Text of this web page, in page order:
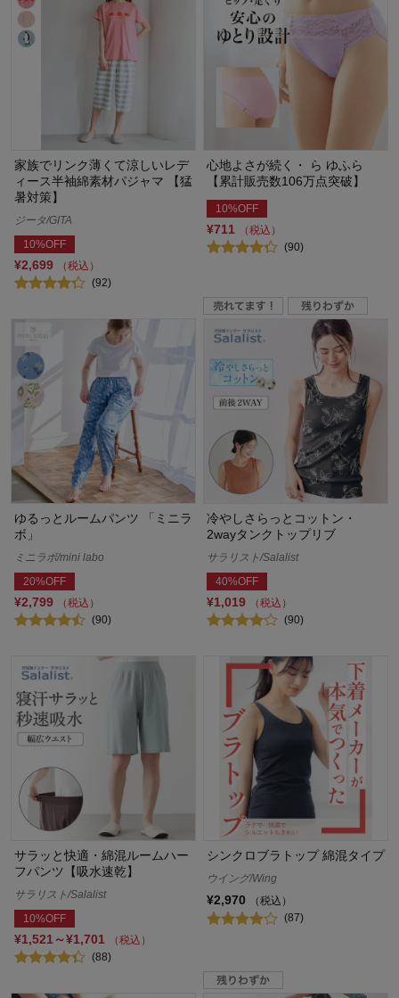
家族でリンク薄くて涼しいレデ
ィース半袖綿素材パジャマ 【猛
暑対策】
ジータ/GITA
10%OFF
¥2,699
（税込）
(92)
心地よさが続く・ ら ゆふら
【累計販売数106万点突破】
10%OFF
¥711
（税込）
(90)
ゆるっとルームパンツ 「ミニラ
ボ」
ミニラボ/mini labo
20%OFF
¥2,799
（税込）
(90)
冷やしさらっとコットン・
2wayタンクトップリブ
サラリスト/Salalist
40%OFF
¥1,019
（税込）
(90)
サラッと快適・綿混ルームハー
フパンツ【吸水速乾】
サラリスト/Salalist
10%OFF
¥1,521～¥1,701
（税込）
(88)
シンクロブラトップ 綿混タイプ
ウイング/Wing
¥2,970
（税込）
(87)